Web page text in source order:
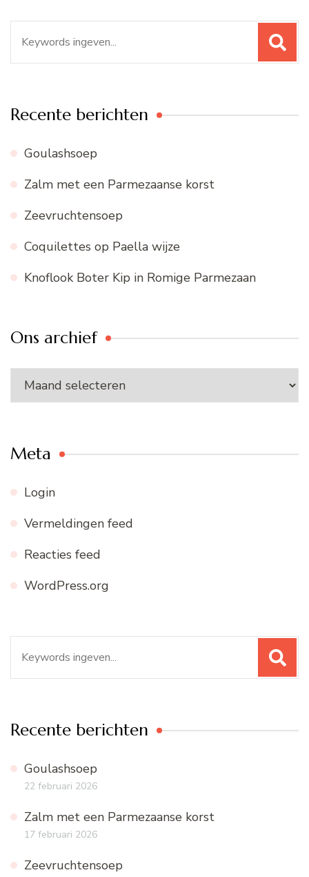
naar:
Recente berichten
Goulashsoep
Zalm met een Parmezaanse korst
Zeevruchtensoep
Coquilettes op Paella wijze
Knoflook Boter Kip in Romige Parmezaan
Ons archief
Ons
archief
Meta
Login
Vermeldingen feed
Reacties feed
WordPress.org
naar:
Recente berichten
Goulashsoep
22 februari 2026
Zalm met een Parmezaanse korst
17 februari 2026
Zeevruchtensoep